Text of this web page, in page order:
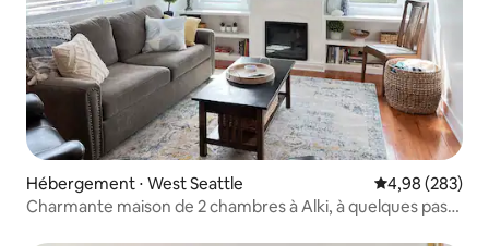
Hébergement ⋅ West Seattle Évaluation
4,98 (283)
Charmante maison de 2 chambres à Alki, à quelques pas